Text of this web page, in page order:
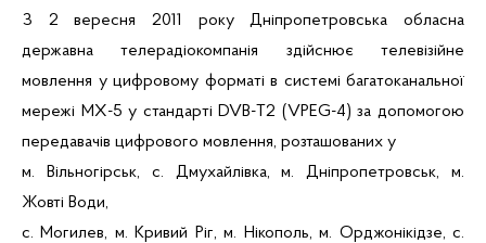
З 2 вересня 2011 року Дніпропетровська обласна
державна телерадіокомпанія здійснює телевізійне
мовлення у цифровому форматі в системі багатоканальної
мережі МХ-5 у стандарті DVB-Т2 (VPEG-4) за допомогою
передавачів цифрового мовлення, розташованих у
м.
Вільногірськ, с. Дмухайлівка, м. Дніпропетровськ, м.
Жовті Води,
с. Могилев, м. Кривий Ріг, м. Нікополь, м. Орджонікідзе, с.